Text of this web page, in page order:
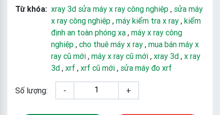
Từ khóa: xray 3d sửa máy x ray công nghiệp , sửa máy
x ray công nghiệp , máy kiểm tra x ray , kiểm
định an toàn phóng xạ , máy x ray công
nghiệp , cho thuê máy x ray , mua bán máy x
ray cũ mới , máy x ray cũ mới , xray 3d , x ray
3d , xrf , xrf cũ mới , sửa máy đo xrf
Số lượng: - +